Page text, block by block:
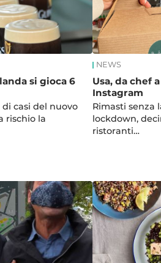
si gioca 6
casi del nuovo
rischio la
NEWS
Usa, da chef
Instagram
Rimasti senza
lockdown,
ristoranti…